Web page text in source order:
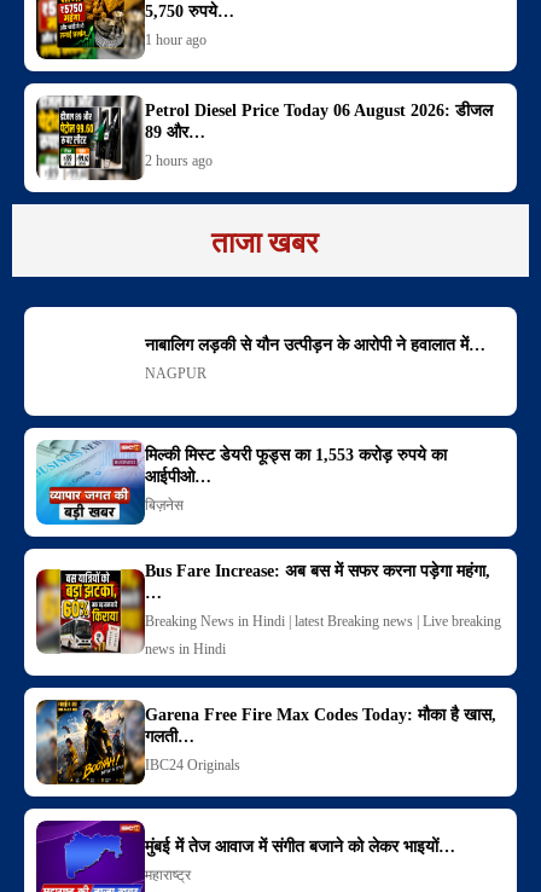
5,750 रुपये…
1 hour ago
Petrol Diesel Price Today 06 August 2026: डीजल
89 और…
2 hours ago
ताजा खबर
नाबालिग लड़की से यौन उत्पीड़न के आरोपी ने हवालात में…
NAGPUR
मिल्की मिस्ट डेयरी फूड्स का 1,553 करोड़ रुपये का
आईपीओ…
बिज़नेस
Bus Fare Increase: अब बस में सफर करना पड़ेगा महंगा,
…
Breaking News in Hindi | latest Breaking news | Live breaking
news in Hindi
Garena Free Fire Max Codes Today: मौका है खास,
गलती…
IBC24 Originals
मुंबई में तेज आवाज में संगीत बजाने को लेकर भाइयों…
महाराष्ट्र